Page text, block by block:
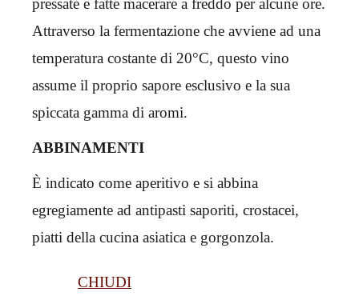
pressate e fatte macerare a freddo per alcune ore.
Attraverso la fermentazione che avviene ad una
temperatura costante di 20°C, questo vino
assume il proprio sapore esclusivo e la sua
spiccata gamma di aromi.
ABBINAMENTI
È indicato come aperitivo e si abbina
egregiamente ad antipasti saporiti, crostacei,
piatti della cucina asiatica e gorgonzola.
CHIUDI